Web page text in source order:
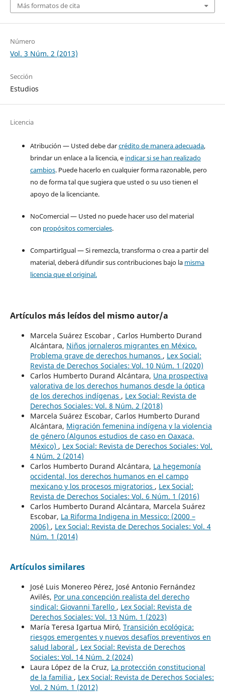
Más formatos de cita
Número
Vol. 3 Núm. 2 (2013)
Sección
Estudios
Licencia
Atribución — Usted debe darcrédito de manera adecuada,
brindar un enlace a la licencia, e indicar si se han realizado
cambios. Puede hacerlo en cualquier forma razonable, pero
no de forma tal que sugiera que usted o su uso tienen el
apoyo de la licenciante.
NoComercial — Usted no puede hacer uso del material
con propósitos comerciales.
CompartirIgual — Si remezcla, transforma o crea a partir del
material, deberá difundir sus contribuciones bajo la misma
licencia que el original.
Artículos más leídos del mismo autor/a
Marcela Suárez Escobar , Carlos Humberto Durand
Alcántara, Niños jornaleros migrantes en México.
Problema grave de derechos humanos , Lex Social:
Revista de Derechos Sociales: Vol. 10 Núm. 1 (2020)
Carlos Humberto Durand Alcántara, Una prospectiva
valorativa de los derechos humanos desde la óptica
de los derechos indígenas , Lex Social: Revista de
Derechos Sociales: Vol. 8 Núm. 2 (2018)
Marcela Suárez Escobar, Carlos Humberto Durand
Alcántara, Migración femenina indígena y la violencia
de género (Algunos estudios de caso en Oaxaca,
México) , Lex Social: Revista de Derechos Sociales: Vol.
4 Núm. 2 (2014)
Carlos Humberto Durand Alcántara, La hegemonía
occidental, los derechos humanos en el campo
mexicano y los procesos migratorios , Lex Social:
Revista de Derechos Sociales: Vol. 6 Núm. 1 (2016)
Carlos Humberto Durand Alcántara, Marcela Suárez
Escobar, La Riforma Indigena in Messico: (2000 –
2006) , Lex Social: Revista de Derechos Sociales: Vol. 4
Núm. 1 (2014)
Artículos similares
José Luis Monereo Pérez, José Antonio Fernández
Avilés, Por una concepción realista del derecho
sindical: Giovanni Tarello , Lex Social: Revista de
Derechos Sociales: Vol. 13 Núm. 1 (2023)
María Teresa Igartua Miró, Transición ecológica:
riesgos emergentes y nuevos desafíos preventivos en
salud laboral , Lex Social: Revista de Derechos
Sociales: Vol. 14 Núm. 2 (2024)
Laura López de la Cruz, La protección constitucional
de la familia , Lex Social: Revista de Derechos Sociales:
Vol. 2 Núm. 1 (2012)